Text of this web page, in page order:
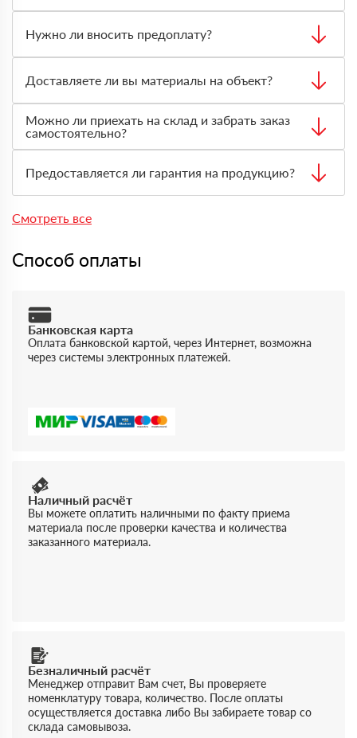
или переводом на расчётный счёт. Подходящий способ
оплаты согласовывается с менеджером при оформлении
заказа.
Нужно ли вносить предоплату?
принимаете товар, проверяете количество и состояние
материала, затем оплачиваете заказ на месте.
Доставляете ли вы материалы на объект?
с учётом адреса, объёма заказа, типа материала и
необходимого транспорта.
Можно ли приехать на склад и забрать заказ
самостоятельно?
оформить заявку через менеджера, чтобы товар
подготовили к выдаче.
Предоставляется ли гарантия на продукцию?
запросу предоставляются документы, подтверждающие
Смотреть все
Способ оплаты
Банковская карта
Оплата банковской картой, через Интернет, возможна
через системы электронных платежей.
Наличный расчёт
Вы можете оплатить наличными по факту приема
материала после проверки качества и количества
заказанного материала.
Безналичный расчёт
Менеджер отправит Вам счет, Вы проверяете
номенклатуру товара, количество. После оплаты
осуществляется доставка либо Вы забираете товар со
склада самовывоза.